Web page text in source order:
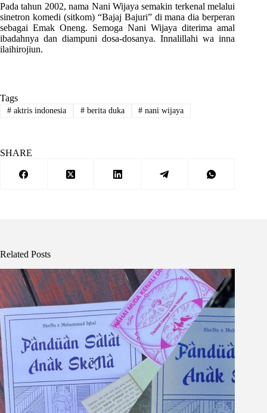
Pada tahun 2002, nama Nani Wijaya semakin terkenal melalui
sinetron komedi (sitkom) “Bajaj Bajuri” di mana dia berperan
sebagai Emak Oneng. Semoga Nani Wijaya diterima amal
ibadahnya dan diampuni dosa-dosanya. Innalillahi wa inna
ilaihirojiun.
Tags
#aktris indonesia #berita duka # nani wijaya
SHARE
Related Posts